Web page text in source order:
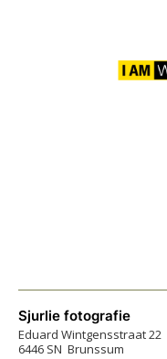
Sjurlie fotografie
Eduard Wintgensstraat 22
6446 SN Brunssum